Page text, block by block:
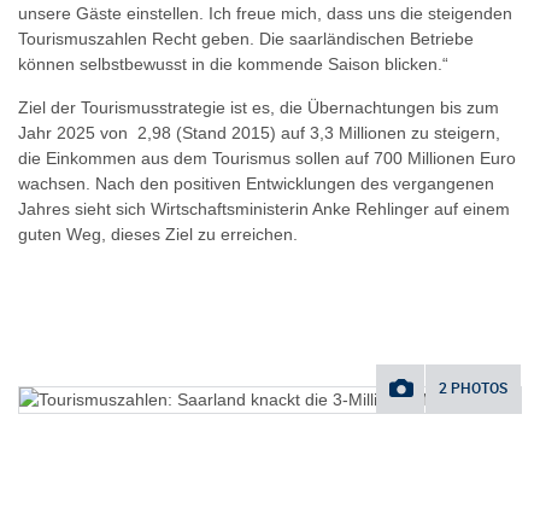
unsere Gäste einstellen. Ich freue mich, dass uns die steigenden
Tourismuszahlen Recht geben. Die saarländischen Betriebe
können selbstbewusst in die kommende Saison blicken.“
Ziel der Tourismusstrategie ist es, die Übernachtungen bis zum
Jahr 2025 von 2,98 (Stand 2015) auf 3,3 Millionen zu steigern,
die Einkommen aus dem Tourismus sollen auf 700 Millionen Euro
wachsen. Nach den positiven Entwicklungen des vergangenen
Jahres sieht sich Wirtschaftsministerin Anke Rehlinger auf einem
guten Weg, dieses Ziel zu erreichen.
2 PHOTOS